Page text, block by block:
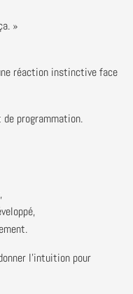
»
réaction instinctive face
programmation.
l'intuition pour